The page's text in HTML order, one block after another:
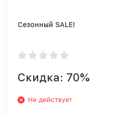
Сезонный SALE!
Скидка: 70%
Не действует